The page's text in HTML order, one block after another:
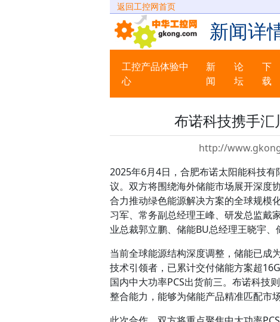
返回工控网首页
新闻详
工控产品体验中
心
新
闻
论
坛
下
载
布诺科技携手
http://
2025年6月4日，合肥布诺太阳能科技
议。双方将围绕海外储能市场展开深度
合力推动绿色能源解决方案的全球规模
习军、常务副总经理王峰、研发总监戴
业总裁郭立鹏、储能BU总经理王晓宇、
当前全球能源结构深度调整，储能已成
技术引领者，已累计交付储能方案超
国内中大功率PCS出货前三。布诺科技
整合能力，能够为储能产品精准匹配市场